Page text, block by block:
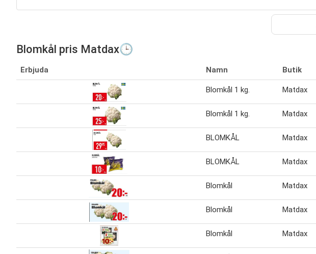
Blomkål pris Matdax🕒
Erbjuda Namn Butik
Blomkål 1 kg. Matdax
Blomkål 1 kg. Matdax
BLOMKÅL Matdax
BLOMKÅL Matdax
Blomkål Matdax
Blomkål Matdax
Blomkål Matdax